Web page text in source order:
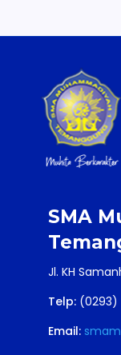
SMA
Jl. KH
Telp: (0293)
Email: